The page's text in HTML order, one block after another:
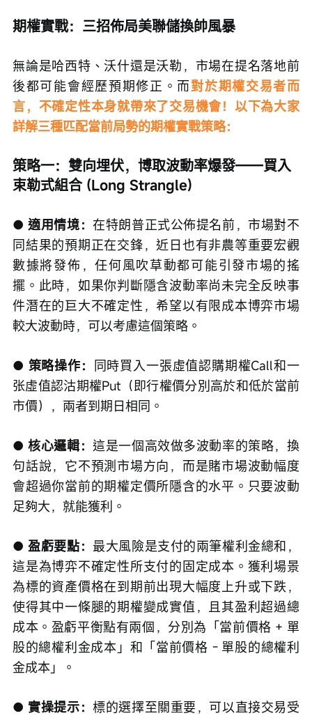
期權實戰：三招佈局美聯儲換帥風暴
無論是哈西特、沃什還是沃勒，市場在提名落地前
後都可能會經歷預期修正。而對於期權交易者而
言，不確定性本身就帶來了交易機會！以下為大家
詳解三種匹配當前局勢的期權實戰策略：
策略一：雙向埋伏，博取波動率爆發——買入
束勒式組合 (Long Strangle)
● 適用情境：在特朗普正式公佈提名前，市場對不
同結果的預期正在交鋒，近日也有非農等重要宏觀
數據將發佈，任何風吹草動都可能引發市場的搖
擺。此時，如果你判斷隱含波動率尚未完全反映事
件潛在的巨大不確定性，希望以有限成本博弈市場
較大波動時，可以考慮這個策略。
● 策略操作： 同時買入一張虛值認購期權Call和一
张虛值認沽期權Put（即行權價分別高於和低於當前
市價），兩者到期日相同。
● 核心邏輯：這是一個高效做多波動率的策略，換
句話說，它不預測市場方向，而是賭市場波動幅度
會超過你當前的期權定價所隱含的水平。只要波動
足夠大，就能獲利。
● 盈虧要點： 最大風險是支付的兩筆權利金總和，
這是為博弈不確定性所支付的固定成本。獲利場景
為標的資產價格在到期前出現大幅度上升或下跌，
使得其中一條腿的期權變成實值，且其盈利超過總
成本。盈虧平衡點有兩個，分別為「當前價格 + 單
股的總權利金成本」和「當前價格 - 單股的總權利
金成本」。
● 實操提示：標的選擇至關重要，可以直接交易受